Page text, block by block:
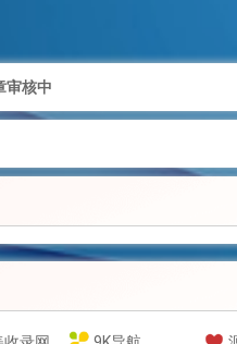
审核中